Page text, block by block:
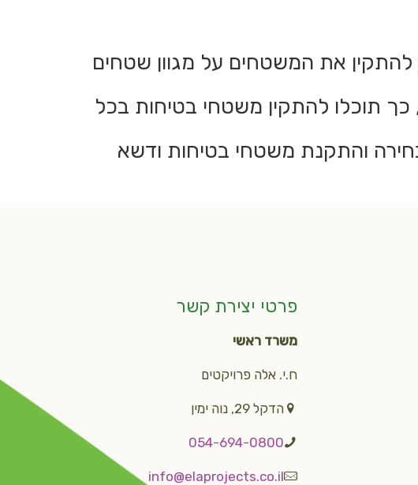
להתקין את המשטחים על מגוון שטחים
תוכלו להתקין משטחי בטיחות בכל
בחירה והתקנת משטחי בטיחות ודשא
פרטי יצירת קשר
משרד ראשי
ח.י. אלה פרויקטים
הדקל 29, נוה ימין
054-694-0800
info@elaprojects.co.il